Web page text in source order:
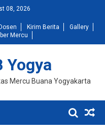
08, 2026
Kirim Berita
Gallery
Mercu
Yogya
Mercu Buana Yogyakarta